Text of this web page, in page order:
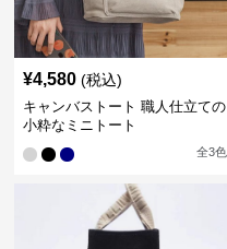
¥4,580 (税込)
キャンバストート 職人仕立ての
小粋なミニトート
全3色